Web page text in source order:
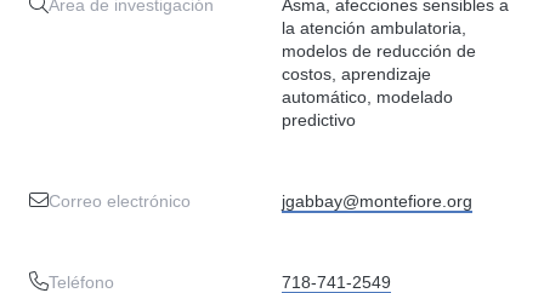
Área de investigación
Asma, afecciones sensibles a
la atención ambulatoria,
modelos de reducción de
costos, aprendizaje
automático, modelado
predictivo
Correo electrónico jgabbay@montefiore.org
Teléfono 718-741-2549